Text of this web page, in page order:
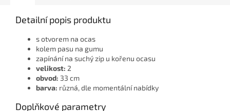
Detailní popis produktu
s otvorem na ocas
kolem pasu na gumu
zapínání na suchý zip u kořenu ocasu
velikost: 2
obvod: 33 cm
barva: různá, dle momentální nabídky
Doplňkové parametry